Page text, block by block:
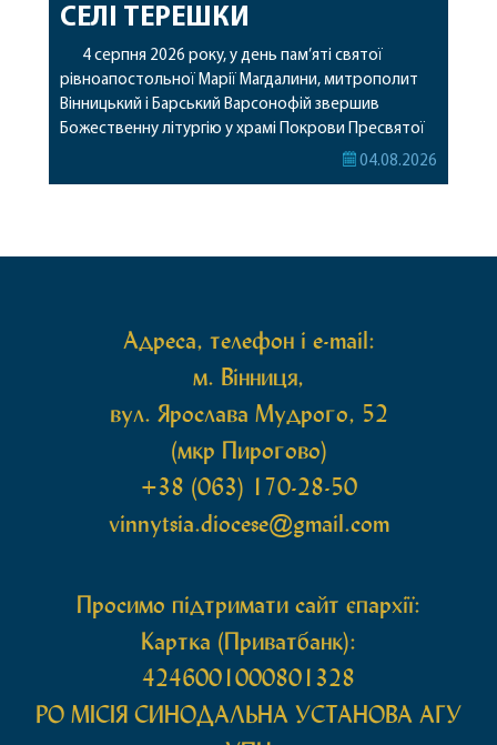
СЕЛІ ТЕРЕШКИ
4 серпня 2026 року, у день пам’яті святої
рівноапостольної Марії Магдалини, митрополит
Вінницький і Барський Варсонофій звершив
Божественну літургію у храмі Покрови Пресвятої
Богородиці села Терешки Барського благочиння.
04.08.2026
Адреса, телефон і e-mail:
м. Вінниця,
вул. Ярослава Мудрого, 52
(мкр Пирогово)
+38 (063) 170-28-50
vinnytsia.diocese@gmail.com
Просимо підтримати сайт єпархії:
Картка (Приватбанк):
4246001000801328
РО МIСIЯ СИНОДАЛЬНА УСТАНОВА АГУ